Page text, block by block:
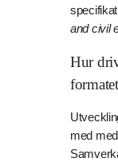
and civil
Hur
med